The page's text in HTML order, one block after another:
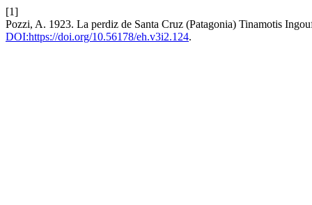
[1]
Pozzi, A. 1923. La perdiz de Santa Cruz (Patagonia) Tinamotis
DOI:https://doi.org/10.56178/eh.v3i2.124.